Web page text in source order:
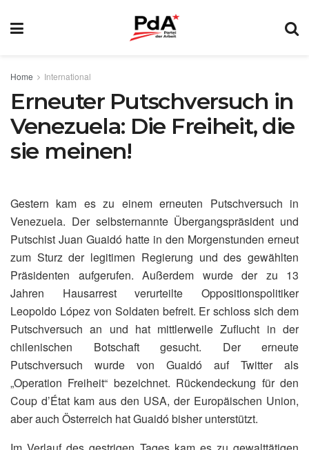
Home International
Erneuter Putschversuch in
Venezuela: Die Freiheit, die
sie meinen!
Gestern kam es zu einem erneuten Putschversuch in
Venezuela. Der selbsternannte Übergangspräsident und
Putschist Juan Guaidó hatte in den Morgenstunden erneut
zum Sturz der legitimen Regierung und des gewählten
Präsidenten aufgerufen. Außerdem wurde der zu 13
Jahren Hausarrest verurteilte Oppositionspolitiker
Leopoldo López von Soldaten befreit. Er schloss sich dem
Putschversuch an und hat mittlerweile Zuflucht in der
chilenischen Botschaft gesucht. Der erneute
Putschversuch wurde von Guaidó auf Twitter als
„Operation Freiheit“ bezeichnet. Rückendeckung für den
Coup d’État kam aus den USA, der Europäischen Union,
aber auch Österreich hat Guaidó bisher unterstützt.